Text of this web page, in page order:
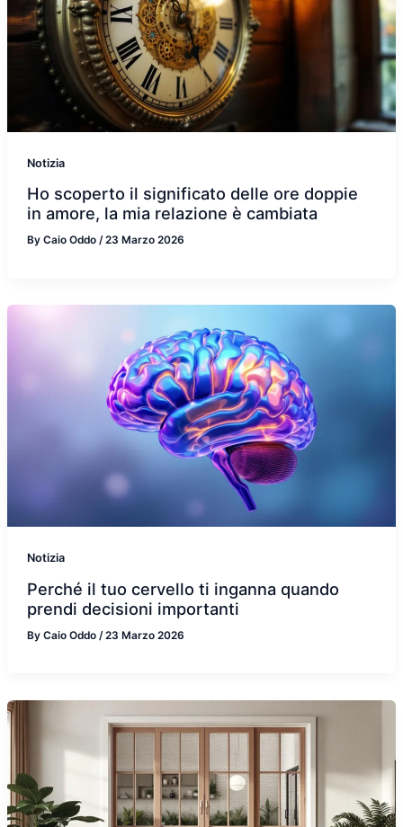
Notizia
Ho scoperto il significato delle ore doppie
in amore, la mia relazione è cambiata
By Caio Oddo /23 Marzo 2026
Notizia
Perché il tuo cervello ti inganna quando
prendi decisioni importanti
By Caio Oddo /23 Marzo 2026